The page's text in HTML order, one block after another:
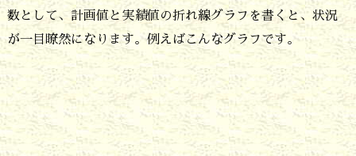
進
捗
状
況
5.
計
数として、計画値と実績値の折れ線グラフを書くと、状況
が一目瞭然になります。例えばこんなグラフです。